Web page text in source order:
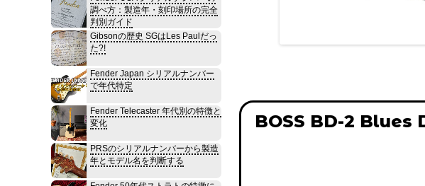
BOSS BD-2 Blues
調べ方：製造年・刻印場所の完全
判別ガイド
Gibsonの歴史 SGはLes Paulだっ
た?!
Fender Japan シリアルナンバー
で年代特定
Fender Telecaster 年代別の特徴と
変化
PRSのシリアルナンバーから製造
年とモデル名を判断する